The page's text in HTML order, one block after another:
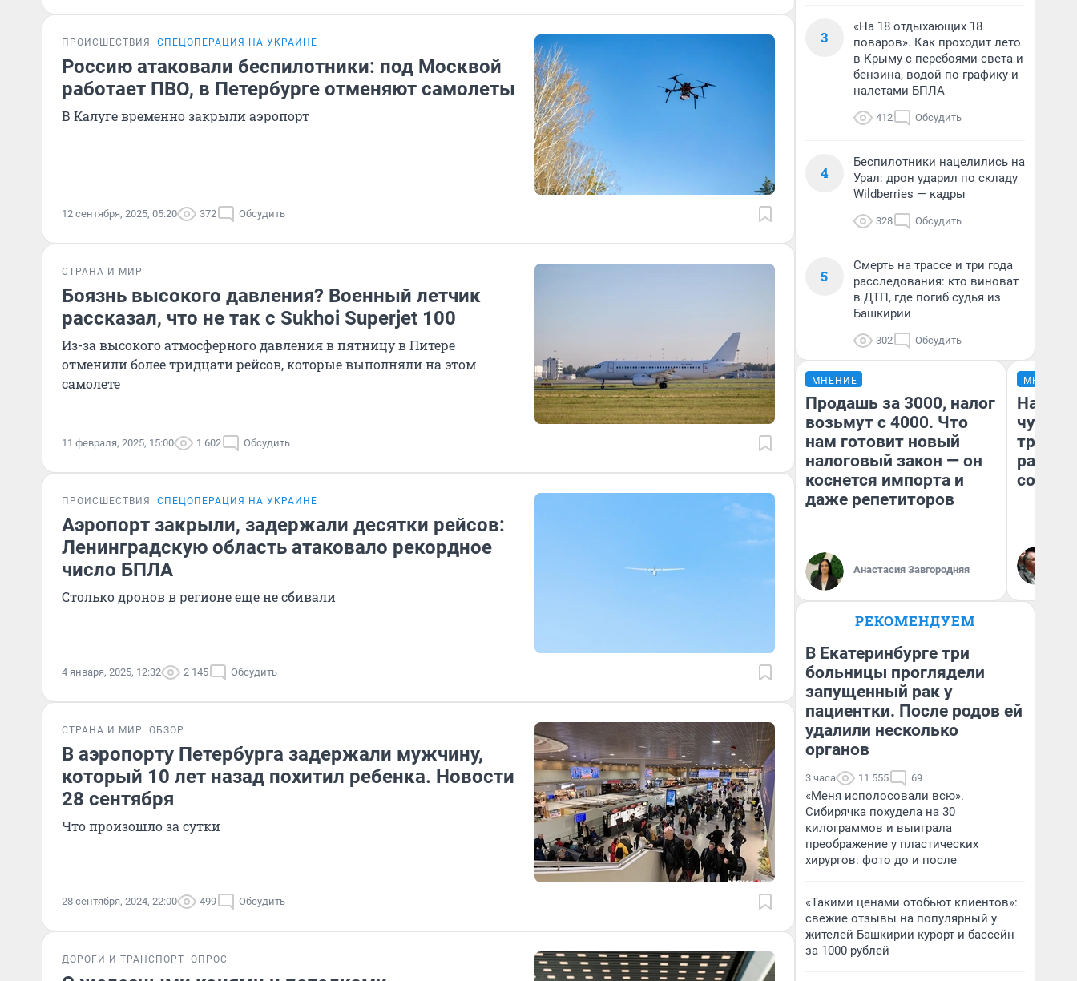
ПРОИСШЕСТВИЯ СПЕЦОПЕРАЦИЯ НА УКРАИНЕ
Россию атаковали беспилотники: под Москвой
работает ПВО, в Петербурге отменяют самолеты
В Калуге временно закрыли аэропорт
12 сентября, 2025, 05:20 372 Обсудить
СТРАНА И МИР
Боязнь высокого давления? Военный летчик
рассказал, что не так с Sukhoi Superjet 100
Из-за высокого атмосферного давления в пятницу в Питере
отменили более тридцати рейсов, которые выполняли на этом
самолете
11 февраля, 2025, 15:00 1 602 Обсудить
ПРОИСШЕСТВИЯ СПЕЦОПЕРАЦИЯ НА УКРАИНЕ
Аэропорт закрыли, задержали десятки рейсов:
Ленинградскую область атаковало рекордное
число БПЛА
Столько дронов в регионе еще не сбивали
4 января, 2025, 12:32 2 145 Обсудить
СТРАНА И МИР ОБЗОР
В аэропорту Петербурга задержали мужчину,
который 10 лет назад похитил ребенка. Новости
28 сентября
Что произошло за сутки
28 сентября, 2024, 22:00 499 Обсудить
ДОРОГИ И ТРАНСПОРТ ОПРОС
3
«На 18 отдыхающих 18
поваров». Как проходит лето
в Крыму с перебоями света и
бензина, водой по графику и
налетами БПЛА
412 Обсудить
4
Беспилотники нацелились на
Урал: дрон ударил по складу
Wildberries — кадры
328 Обсудить
5
Смерть на трассе и три года
расследования: кто виноват
в ДТП, где погиб судья из
Башкирии
302 Обсудить
МНЕНИЕ
Продашь за 3000, налог
возьмут с 4000. Что
нам готовит новый
налоговый закон — он
коснется импорта и
даже репетиторов
Анастасия Завгородняя
МНЕНИЕ
чудом
РЕКОМЕНДУЕМ
В Екатеринбурге три
больницы проглядели
запущенный рак у
пациентки. После родов ей
удалили несколько
органов
3 часа 11 555 69
«Меня исполосовали всю».
Сибирячка похудела на 30
килограммов и выиграла
преображение у пластических
хирургов: фото до и после
«Такими ценами отобьют клиентов»:
свежие отзывы на популярный у
жителей Башкирии курорт и бассейн
за 1000 рублей